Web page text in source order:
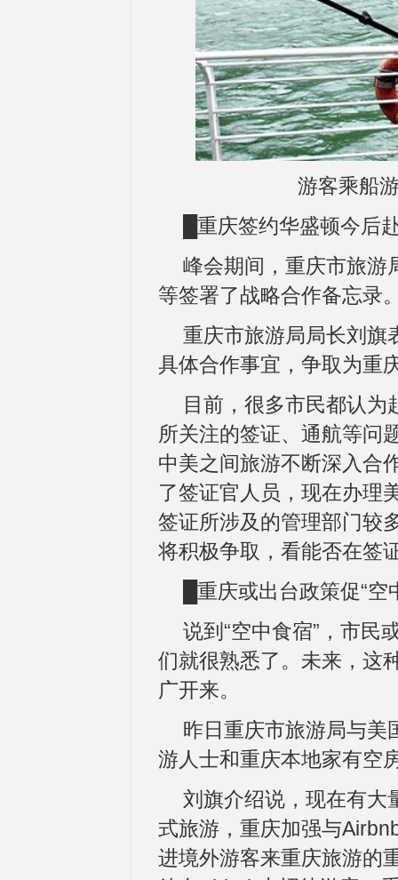
游客乘船
█重庆签约华盛顿今后
峰会期间，重庆市旅游
等签署了战略合作备忘录
重庆市旅游局局长刘旗
具体合作事宜，争取为重
目前，很多市民都认为
所关注的签证、通航等问
中美之间旅游不断深入合
了签证官人员，现在办理
签证所涉及的管理部门较
将积极争取，看能否在签
█重庆或出台政策促“空
说到“空中食宿”，市民
们就很熟悉了。未来，这
广开来。
昨日重庆市旅游局与美
游人士和重庆本地家有空
刘旗介绍说，现在有大
式旅游，重庆加强与
进境外游客来重庆旅游的